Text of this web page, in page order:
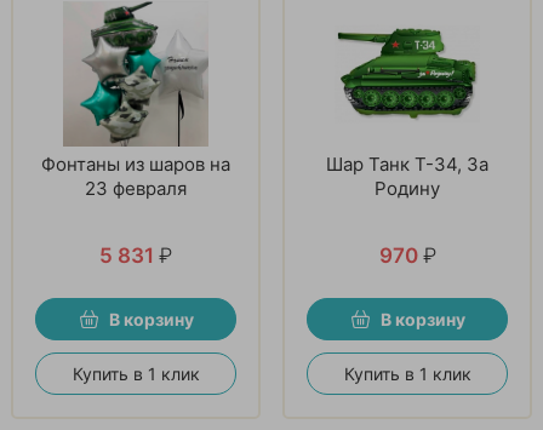
Фонтаны из шаров на
23 февраля
5 831 ₽
В корзину
Купить в 1 клик
Шар Танк T-34, За
Родину
970 ₽
В корзину
Купить в 1 клик